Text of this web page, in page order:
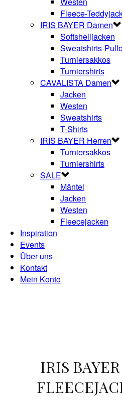
Fleece-
IRIS BAYER Damen
Softshelljacken
Sweatshirts-
Turniersakkos
Turniershirts
CAVALISTA Damen
Jacken
Westen
Sweatshirts
T-Shirts
IRIS BAYER Herren
Turniersakkos
Turniershirts
SALE
Mäntel
Jacken
Westen
Fleecejacken
Inspiration
Events
Über uns
Kontakt
Mein Konto
IRIS